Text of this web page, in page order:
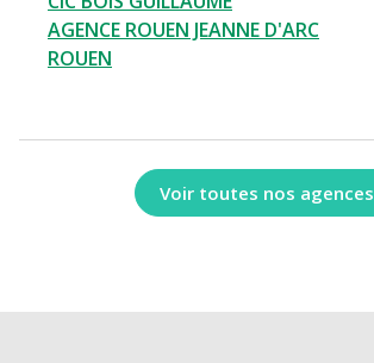
AGENCE ROUEN JEANNE D'ARC
ROUEN
Voir toutes nos agences